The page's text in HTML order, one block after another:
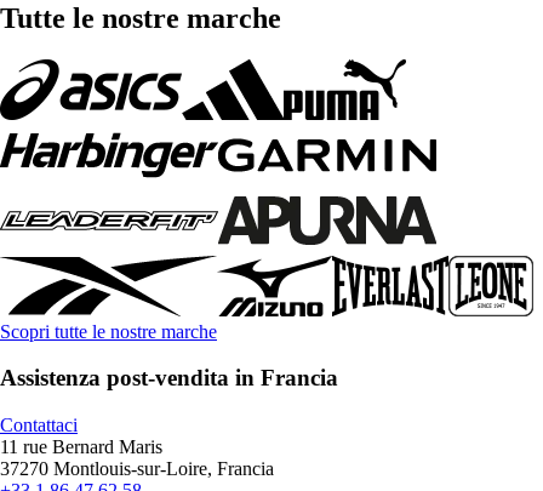
Tutte le nostre marche
Scopri tutte le nostre marche
Assistenza post-vendita in Francia
Contattaci
11 rue Bernard Maris
37270 Montlouis-sur-Loire, Francia